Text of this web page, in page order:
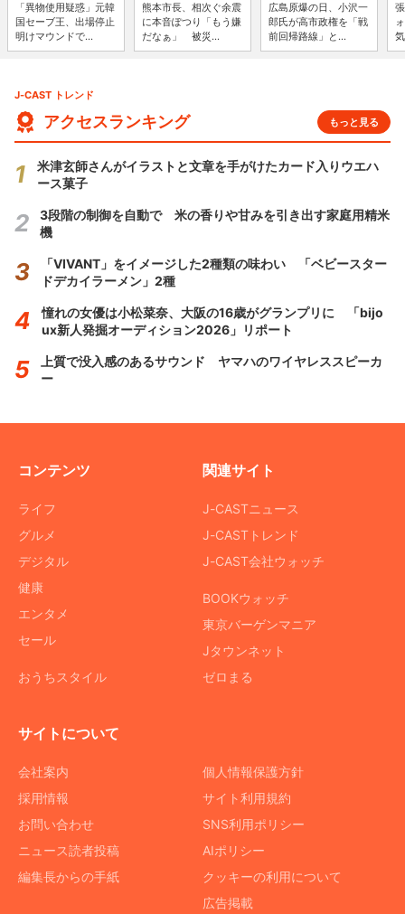
「異物使用疑惑」元韓
国セーブ王、出場停止
明けマウンドで...
熊本市長、相次ぐ余震
に本音ぽつり「もう嫌
だなぁ」 被災...
広島原爆の日、小沢一
郎氏が高市政権を「戦
前回帰路線」と...
J-CAST トレンド
アクセスランキング もっと見る
米津玄師さんがイラストと文章を手がけたカード入りウエハ
ース菓子
3段階の制御を自動で 米の香りや甘みを引き出す家庭用精米
機
「VIVANT」をイメージした2種類の味わい 「ベビースター
ドデカイラーメン」2種
憧れの女優は小松菜奈、大阪の16歳がグランプリに 「bijo
ux新人発掘オーディション2026」リポート
上質で没入感のあるサウンド ヤマハのワイヤレススピーカ
ー
コンテンツ
ライフ
グルメ
デジタル
健康
エンタメ
セール
おうちスタイル
関連サイト
J-CASTニュース
J-CASTトレンド
J-CAST会社ウォッチ
BOOKウォッチ
東京バーゲンマニア
Jタウンネット
ゼロまる
サイトについて
会社案内
採用情報
お問い合わせ
ニュース読者投稿
編集長からの手紙
個人情報保護方針
サイト利用規約
SNS利用ポリシー
AIポリシー
クッキーの利用について
広告掲載